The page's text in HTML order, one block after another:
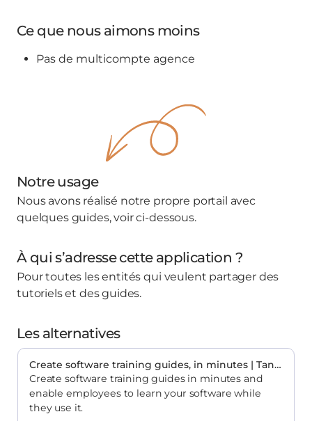
Ce que nous aimons moins
Pas de multicompte agence
Notre usage
Nous avons réalisé notre propre portail avec
quelques guides, voir ci-dessous.
À qui s’adresse cette application ?
Pour toutes les entités qui veulent partager des
tutoriels et des guides.
Les alternatives
Create software training guides, in minutes | Tango
Create software training guides in minutes and
enable employees to learn your software while
they use it.